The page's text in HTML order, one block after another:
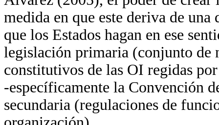
medida en que este deriva de
que los Estados hagan en ese
legislación primaria (conjunto de
constitutivos de las OI regidas
-específicamente la Convención
secundaria (regulaciones de